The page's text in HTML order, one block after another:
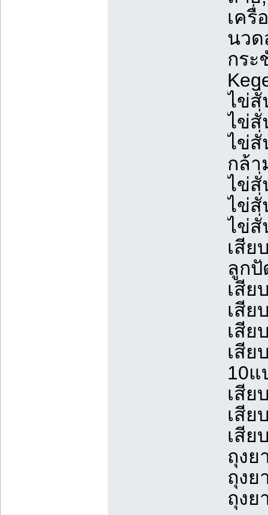
เครื่
นวด
กระ
ไข่สั่
ไข่สั่
ไข่สั่
กล้า
ไข่สั่
ไข่
ไข่สั่
เสีย
ลูกปั
เสีย
เสีย
เสีย
เสีย
10แ
เสีย
เสีย
เสีย
ถุงย
ถุงย
ถุงย